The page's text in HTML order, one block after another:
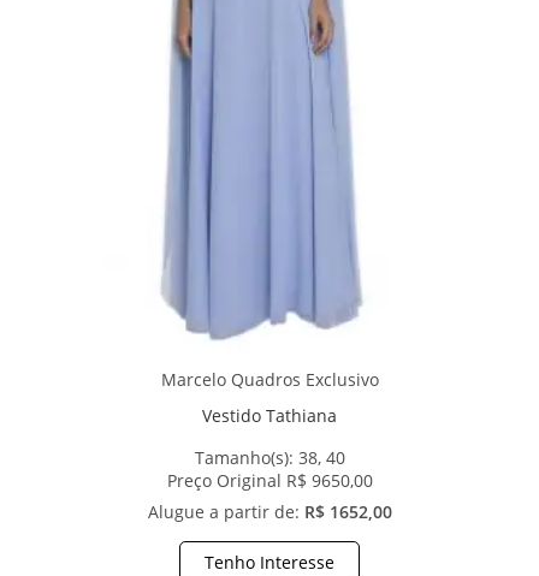
Marcelo Quadros Exclusivo
Vestido Tathiana
Tamanho(s): 38, 40
Preço Original R$ 9650,00
Alugue a partir de: R$ 1652,00
Tenho Interesse